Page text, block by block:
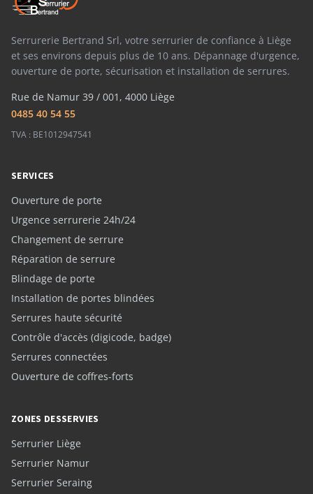
Serrurerie Bertrand Srl, votre serrurier de confiance à Liège
et ses environs depuis plus de 10 ans. Dépannage d'urgence,
ouverture de porte, sécurisation et installation de serrures.
Rue de Namur 39 / 001, 4000 Liège
0485 40 54 55
TVA : BE1012947541
SERVICES
Ouverture de porte
Urgence serrurerie 24h/24
Changement de serrure
Réparation de serrure
Blindage de porte
Installation de portes blindées
Serrures haute sécurité
Contrôle d'accès (digicode, badge)
Serrures connectées
Ouverture de coffres-forts
ZONES DESSERVIES
Serrurier Liège
Serrurier Namur
Serrurier Seraing